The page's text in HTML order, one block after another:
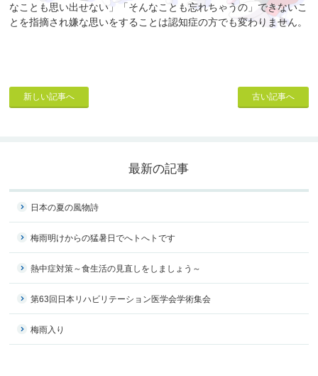
なことも思い出せない」「そんなことも忘れちゃうの」できないこ
とを指摘され嫌な思いをすることは認知症の方でも変わりません。
新しい記事へ 古い記事へ
最新の記事
日本の夏の風物詩
梅雨明けからの猛暑日でへトへトです
熱中症対策～食生活の見直しをしましょう～
第63回日本リハビリテーション医学会学術集会
梅雨入り